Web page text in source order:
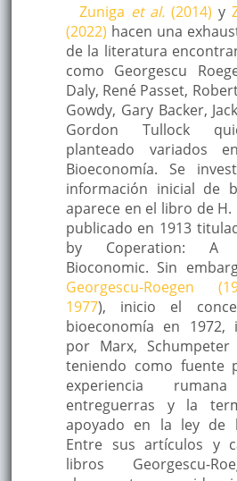
Zuniga et al.(2014) y
(2022) hacen una
de la literatura
como Georgescu
Daly, René Passet,
Gowdy, Gary Backer,
Gordon Tullock
planteado variados
Bioeconomía. Se
información inicial de
aparece en el libro de H.
publicado en 1913
by Coperation: A
Bioconomic. Sin
Georgescu-Roegen
1977), inicio el
bioeconomía en 1972,
por Marx, Schumpeter
teniendo como fuente
experiencia
entreguerras y la
apoyado en la ley de
Entre sus artículos y
libros Georgescu-